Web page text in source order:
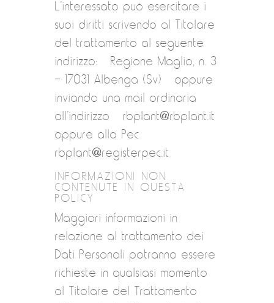
L’interessato può esercitare i
suoi diritti scrivendo al Titolare
del trattamento al seguente
indirizzo: Regione Maglio, n. 3
– 17031 Albenga (Sv) oppure
inviando una mail ordinaria
all’indirizzo rbplant@rbplant.it
oppure alla Pec
rbplant@registerpec.it
INFORMAZIONI NON
CONTENUTE IN QUESTA
POLICY
Maggiori informazioni in
relazione al trattamento dei
Dati Personali potranno essere
richieste in qualsiasi momento
al Titolare del Trattamento